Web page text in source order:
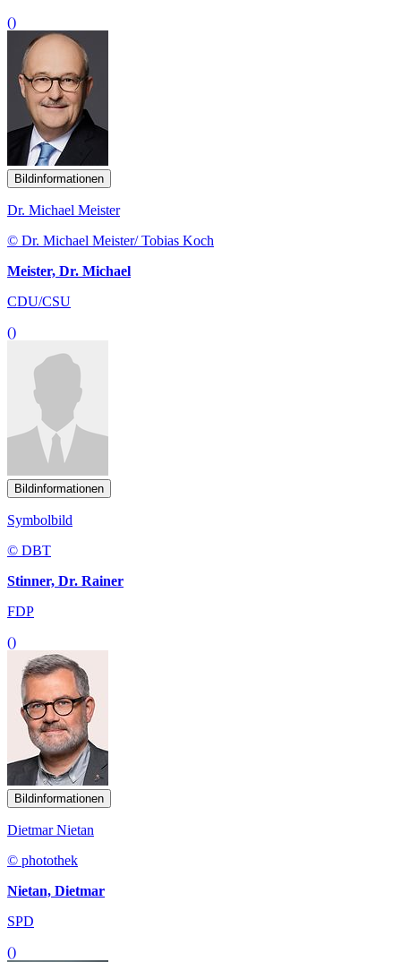
()
Bildinformationen
Dr. Michael Meister
© Dr. Michael Meister/ Tobias Koch
Meister, Dr. Michael
CDU/CSU
()
Bildinformationen
Symbolbild
© DBT
Stinner, Dr. Rainer
FDP
()
Bildinformationen
Dietmar Nietan
© photothek
Nietan, Dietmar
SPD
()